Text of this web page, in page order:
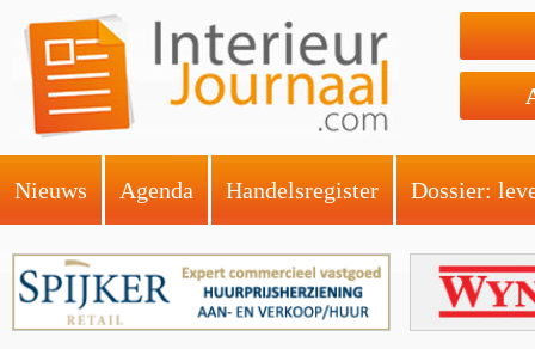
Nieuws Agenda Handelsregister Dossier: